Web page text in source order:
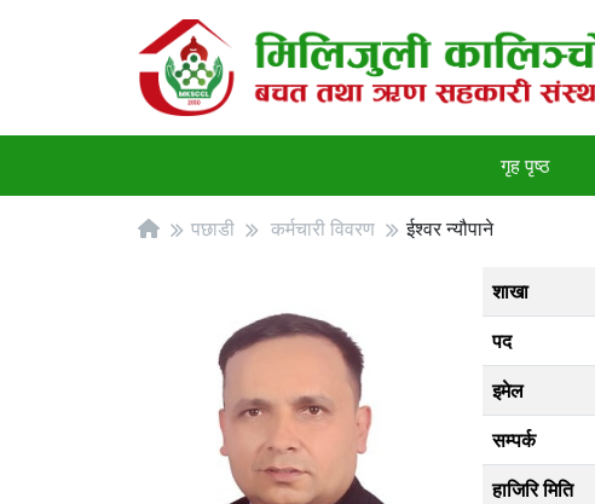
गृह पृष्ठ
पछाडी कर्मचारी विवरण ईश्वर न्यौपाने
शाखा
पद
इमेल
सम्पर्क
हाजिरि मिति